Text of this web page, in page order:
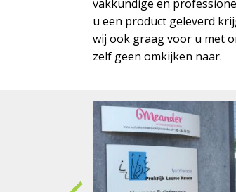
vakkundige en
u een product geleverd
wij ook graag voor u met
zelf geen omkijken naar.